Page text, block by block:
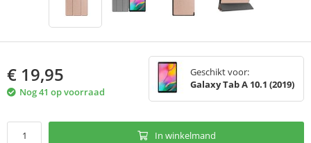
€ 19,95
Nog 41 op voorraad
Geschikt voor:
Galaxy Tab A 10.1 (2019)
In winkelmand